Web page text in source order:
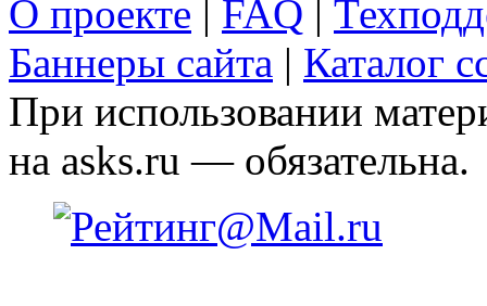
О проекте | FAQ |
Баннеры сайта | Каталог
При использовании
на asks.ru — обязательна.